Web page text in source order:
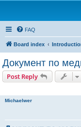
FAQ
Board index
Документ по
Post Reply
Michaelwer